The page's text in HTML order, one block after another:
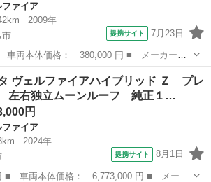
ファイア
2009年
市
提携サイト 7月23日
ヴェルファイア ■ グレード名： ２．
ション 車検付、バックカメラ ナビ Ｔ
ヴェルファイア
タ ヴェルファイアハイブリッド Ｚ プレ
左右独立ムーンルーフ 純正１…
円
ファイア
2024年
提携サイト 8月1日